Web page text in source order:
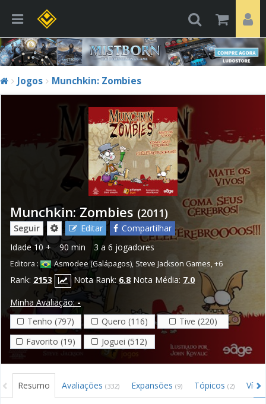
Jogos Munchkin: Zombies
Munchkin: Zombies (2011)
Seguir Editar
Compartilhar
Idade10 + 90 min 3 a 6 jogadores
Editora : Asmodee (Galápagos), Steve Jackson Games,+6
Rank: 2153 Nota Rank: 6.8 Nota Média: 7.0
Minha Avaliação: -
Tenho (797)
Quero (116)
Tive (220)
Favorito (19)
Joguei (512)
Resumo Avaliações (332) Expansões (9) Tópicos (2)